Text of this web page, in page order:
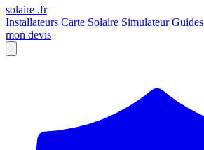
solaire .fr
Installateurs Carte Solaire SimulateurGuides
mon devis